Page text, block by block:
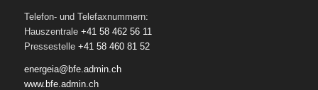
Telefon- und Telefaxnummern:
Hauszentrale +41 58 462 56 11
Pressestelle +41 58 460 81 52
energeia@bfe.admin.ch
www.bfe.admin.ch